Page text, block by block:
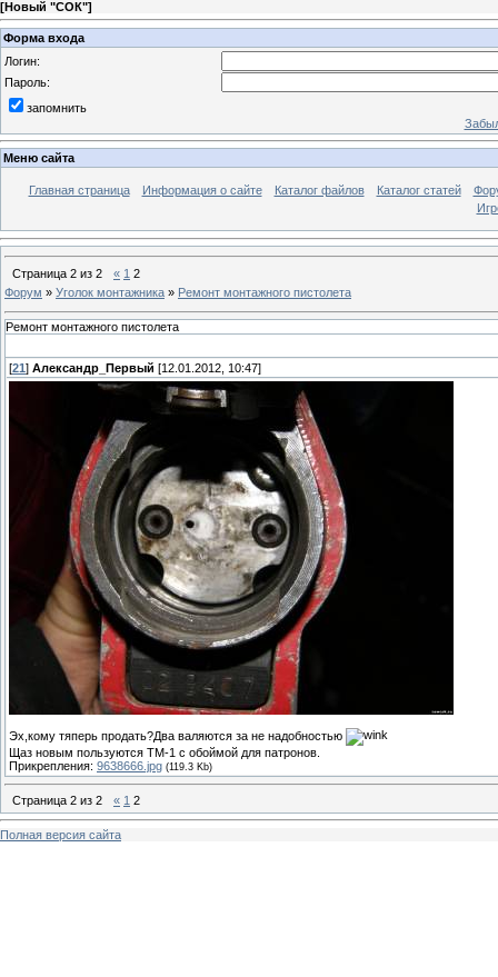
[Новый "СОК"]
Форма входа
Логин:
Пароль:
запомнить
Меню сайта
Главная страница Информация о сайте Каталог файлов Каталог статей
Страница 2 из 2 « 1 2
Форум » Уголок монтажника » Ремонт монтажного пистолета
Ремонт монтажного пистолета
[21 ] Александр_Первый [12.01.2012, 10:47]
Эх,кому тяперь продать?Два валяются за не надобностью
Щаз новым пользуются ТМ-1 с обоймой для патронов.
Прикрепления: 9638666.jpg (119.3 Kb)
Страница 2 из 2 « 1 2
Полная версия сайта